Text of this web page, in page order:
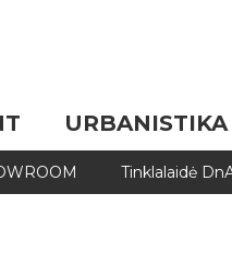
URBANISTIKA
Tinklalaidė